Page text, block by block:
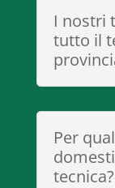
I nostri
tutto il
Per
tecnica?